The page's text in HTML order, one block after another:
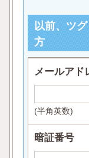
以前、ツ
方
メールアド
(半角英数)
暗証番号